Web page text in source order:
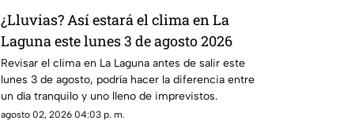
¿Lluvias? Así estará el clima en La
Laguna este lunes 3 de agosto 2026
Revisar el clima en La Laguna antes de salir este
lunes 3 de agosto, podría hacer la diferencia entre
un día tranquilo y uno lleno de imprevistos.
agosto 02, 2026 04:03 p. m.